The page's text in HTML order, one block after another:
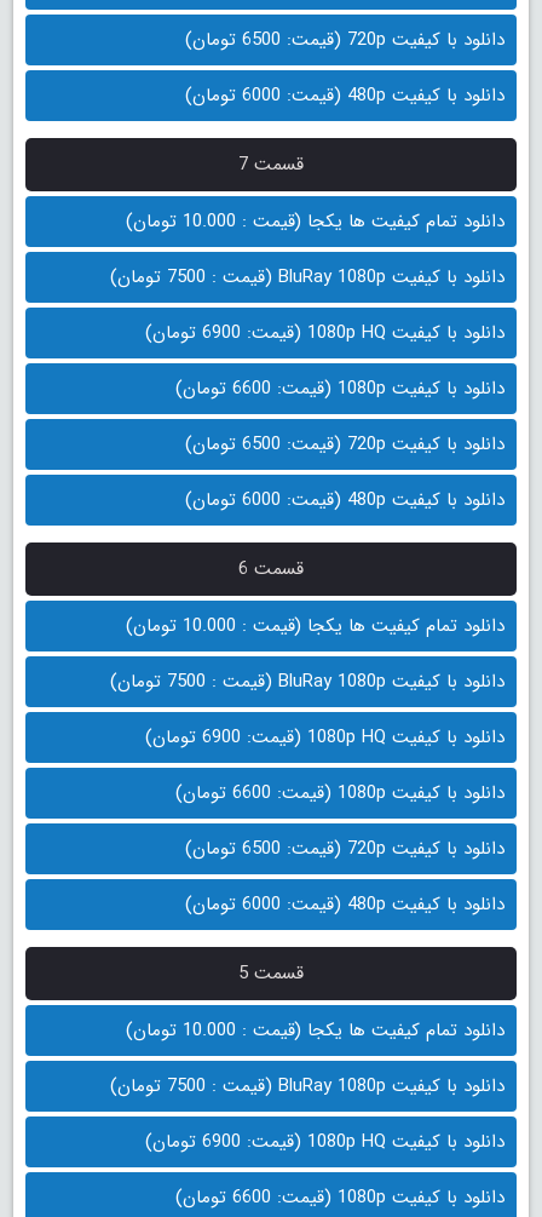
دانلود با کیفیت 720p (قیمت: 6500 تومان)
دانلود با کیفیت 480p (قیمت: 6000 تومان)
قسمت 7
دانلود تمام کیفیت ها یکجا (قیمت : 10.000 تومان)
دانلود با کیفیت BluRay 1080p (قیمت : 7500 تومان)
دانلود با کیفیت 1080p HQ (قیمت: 6900 تومان)
دانلود با کیفیت 1080p (قیمت: 6600 تومان)
دانلود با کیفیت 720p (قیمت: 6500 تومان)
دانلود با کیفیت 480p (قیمت: 6000 تومان)
قسمت 6
دانلود تمام کیفیت ها یکجا (قیمت : 10.000 تومان)
دانلود با کیفیت BluRay 1080p (قیمت : 7500 تومان)
دانلود با کیفیت 1080p HQ (قیمت: 6900 تومان)
دانلود با کیفیت 1080p (قیمت: 6600 تومان)
دانلود با کیفیت 720p (قیمت: 6500 تومان)
دانلود با کیفیت 480p (قیمت: 6000 تومان)
قسمت 5
دانلود تمام کیفیت ها یکجا (قیمت : 10.000 تومان)
دانلود با کیفیت BluRay 1080p (قیمت : 7500 تومان)
دانلود با کیفیت 1080p HQ (قیمت: 6900 تومان)
دانلود با کیفیت 1080p (قیمت: 6600 تومان)